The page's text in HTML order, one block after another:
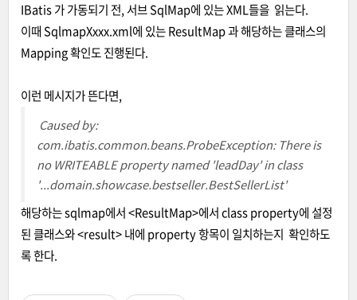
IBatis 가 가동되기 전, 서브 SqlMap에 있는 XML들을 읽는다.
이때 SqlmapXxxx.xml에 있는 ResultMap 과 해당하는 클래스의
Mapping 확인도 진행된다.
이런 메시지가 뜬다면,
Caused by:
com.ibatis.common.beans.ProbeException: There is
no WRITEABLE property named 'leadDay' in class
'...domain.showcase.bestseller.BestSellerList'
해당하는 sqlmap에서 <ResultMap>에서 class property에 설정
된 클래스와 <result> 내에 property 항목이 일치하는지 확인하도
록 한다.